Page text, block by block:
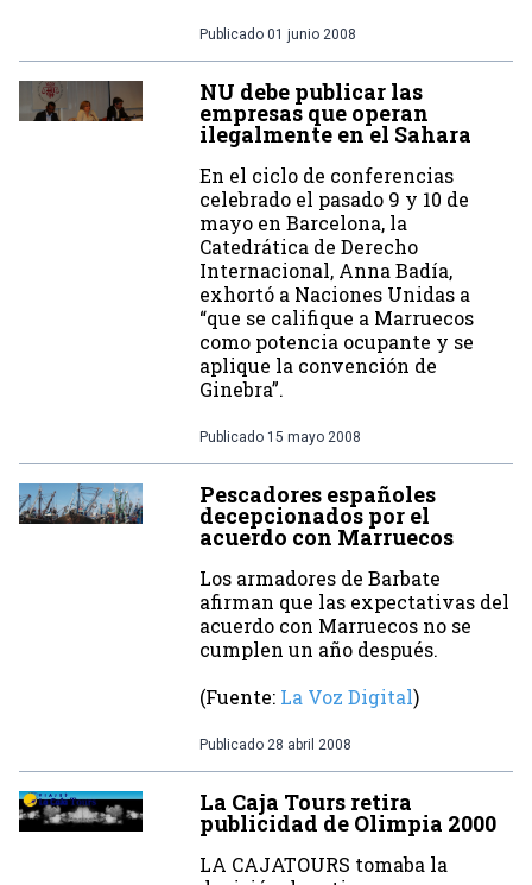
Publicado 01 junio 2008
NU debe publicar las
empresas que operan
ilegalmente en el Sahara
En el ciclo de conferencias
celebrado el pasado 9 y 10 de
mayo en Barcelona, la
Catedrática de Derecho
Internacional, Anna Badía,
exhortó a Naciones Unidas a
“que se califique a Marruecos
como potencia ocupante y se
aplique la convención de
Ginebra”.
Publicado 15 mayo 2008
Pescadores españoles
decepcionados por el
acuerdo con Marruecos
Los armadores de Barbate
afirman que las expectativas del
acuerdo con Marruecos no se
cumplen un año después.
(Fuente: La Voz Digital)
Publicado 28 abril 2008
La Caja Tours retira
publicidad de Olimpia 2000
LA CAJATOURS tomaba la